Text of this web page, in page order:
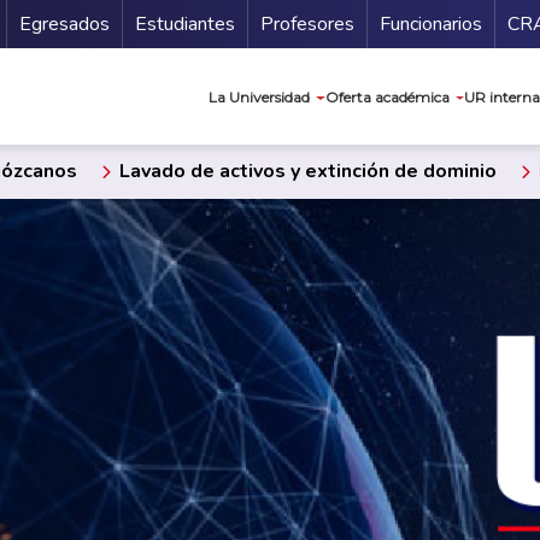
Secundario
Egresados Estudiantes Profesores Funcionarios
La Universidad Oferta académica UR
Lavado de activos y extinción de dominio